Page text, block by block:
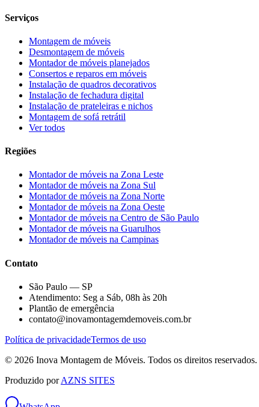
Serviços
Montagem de móveis
Desmontagem de móveis
Montador de móveis planejados
Consertos e reparos em móveis
Instalação de quadros decorativos
Instalação de fechadura digital
Instalação de prateleiras e nichos
Montagem de sofá retrátil
Ver todos
Regiões
Montador de móveis na Zona Leste
Montador de móveis na Zona Sul
Montador de móveis na Zona Norte
Montador de móveis na Zona Oeste
Montador de móveis na Centro de São Paulo
Montador de móveis na Guarulhos
Montador de móveis na Campinas
Contato
São Paulo — SP
Atendimento: Seg a Sáb, 08h às 20h
Plantão de emergência
contato@inovamontagemdemoveis.com.br
Política de privacidadeTermos de uso
© 2026 Inova Montagem de Móveis. Todos os direitos reservados.
Produzido porAZNS SITES